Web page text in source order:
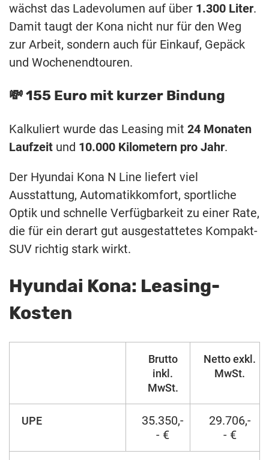
wächst das Ladevolumen auf über 1.300 Liter.
Damit taugt der Kona nicht nur für den Weg
zur Arbeit, sondern auch für Einkauf, Gepäck
und Wochenendtouren.
💸 155 Euro mit kurzer Bindung
Kalkuliert wurde das Leasing mit 24 Monaten
Laufzeit und 10.000 Kilometern pro Jahr.
Der Hyundai Kona N Line liefert viel
Ausstattung, Automatikkomfort, sportliche
Optik und schnelle Verfügbarkeit zu einer Rate,
die für ein derart gut ausgestattetes Kompakt-
SUV richtig stark wirkt.
Hyundai Kona: Leasing-
Kosten
Brutto
inkl.
MwSt.
Netto exkl.
MwSt.
UPE
35.350,-
- €
29.706,-
- €